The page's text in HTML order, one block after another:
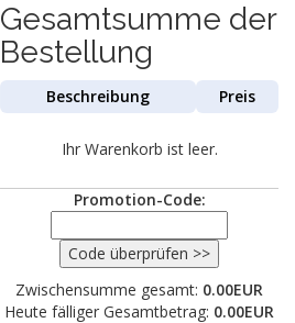
Gesamtsumme der
Bestellung
Beschreibung Preis
Ihr Warenkorb ist leer.
Promotion-Code:
Zwischensumme gesamt: 0.00EUR
Heute fälliger Gesamtbetrag: 0.00EUR